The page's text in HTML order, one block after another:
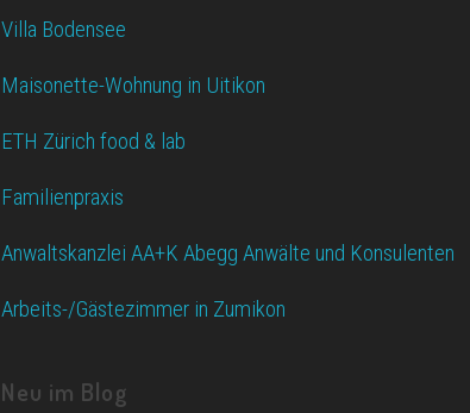
Villa Bodensee
Maisonette-Wohnung in Uitikon
ETH Zürich food & lab
Familienpraxis
Anwaltskanzlei AA+K Abegg Anwälte und Konsulenten
Arbeits-/Gästezimmer in Zumikon
Neu im Blog